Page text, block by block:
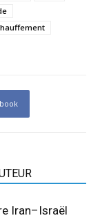
Iran–Israël